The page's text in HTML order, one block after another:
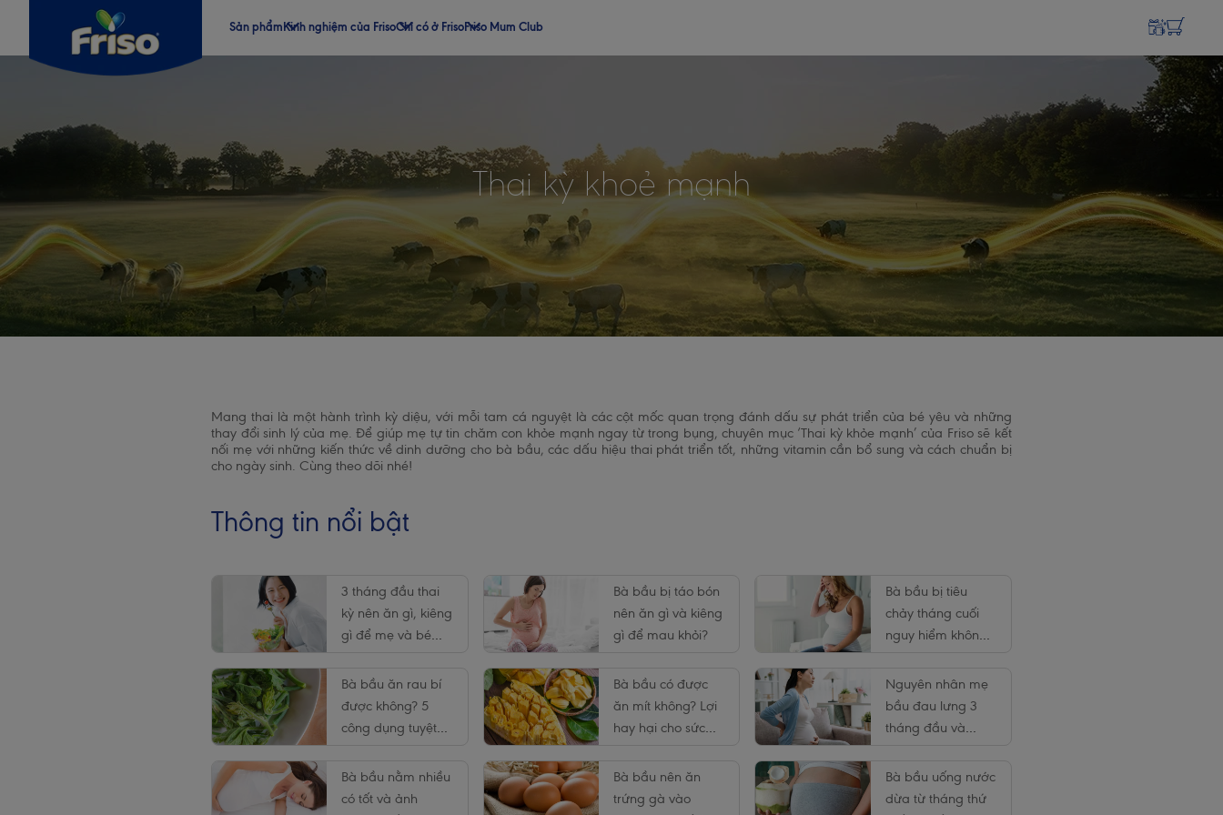
Sản phẩm
®
®
Kinh nghiệm của FrisoChỉ có ở FrisoFriso Mum Club
Thai kỳ khoẻ mạnh
Mang thai là một hành trình kỳ diệu, với mỗi tam cá nguyệt là các cột mốc quan trọng đánh dấu sự phát triển của bé yêu và những
thay đổi sinh lý của mẹ. Để giúp mẹ tự tin chăm con khỏe mạnh ngay từ trong bụng, chuyên mục ‘Thai kỳ khỏe mạnh’ của Friso sẽ kết
nối mẹ với những kiến thức về dinh dưỡng cho bà bầu, các dấu hiệu thai phát triển tốt, những vitamin cần bổ sung và cách chuẩn bị
cho ngày sinh. Cùng theo dõi nhé!
Thông tin nổi bật
3 tháng đầu thai
kỳ nên ăn gì, kiêng
gì để mẹ và bé
Bà bầu bị táo bón
nên ăn gì và kiêng
gì để mau khỏi?
Bà bầu bị tiêu
chảy tháng cuối
nguy hiểm không
Bà bầu ăn rau bí
được không? 5
công dụng tuyệt
Bà bầu có được
ăn mít không? Lợi
hay hại cho sức
Nguyên nhân mẹ
bầu đau lưng 3
tháng đầu và
hiệu quả
Bà bầu nằm nhiều
có tốt và ảnh
Bà bầu nên ăn
trứng gà vào
Bà bầu uống nước
dừa từ tháng thứ